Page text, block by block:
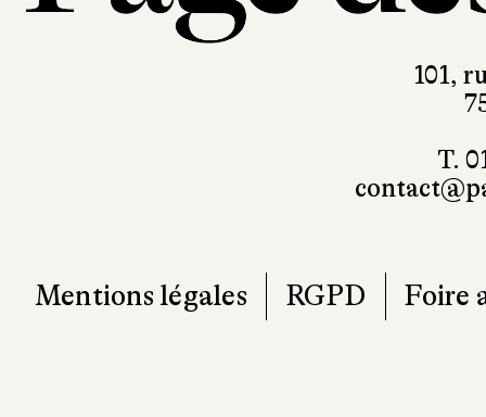
101,
T.
Mentions légales RGPD Foire